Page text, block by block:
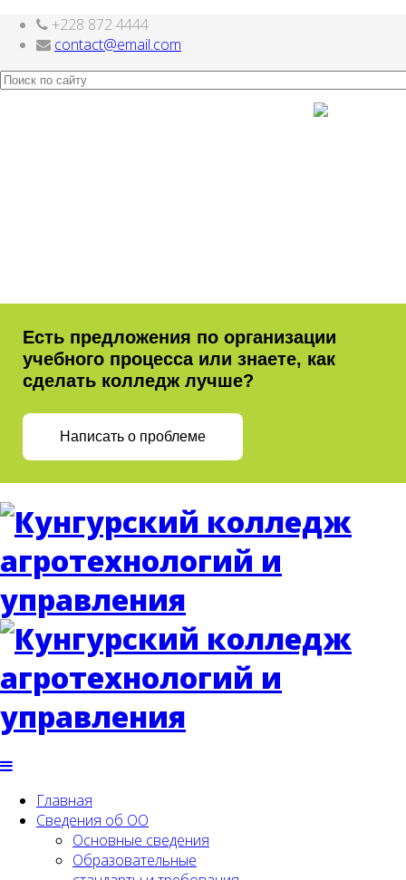
Шаблоны для Joomla 3
+228 872 4444
contact@email.com
Есть предложения по организации
учебного процесса или знаете, как
сделать колледж лучше?
Написать о проблеме
Главная
Сведения об ОО
Основные сведения
Образовательные